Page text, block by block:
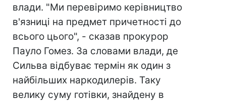
влади. "Ми перевіримо керівництво
в'язниці на предмет причетності до
всього цього", - сказав прокурор
Пауло Гомез. За словами влади, де
Сильва відбуває термін як один з
найбільших наркодилерів. Таку
велику суму готівки, знайдену в